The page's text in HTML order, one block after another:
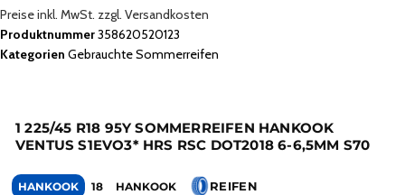
Preise inkl. MwSt. zzgl. Versandkosten
Produktnummer358620520123
Kategorien Gebrauchte Sommerreifen
1 225/45 R18 95Y SOMMERREIFEN HANKOOK
VENTUS S1EVO3* HRS RSC DOT2018 6-6,5MM S70
HANKOOK 18 HANKOOK REIFEN